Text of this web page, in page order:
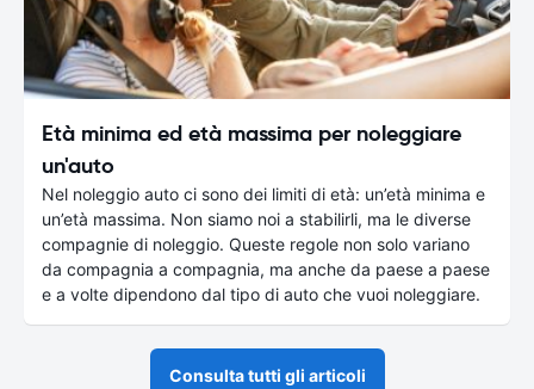
Età minima ed età massima per noleggiare
un'auto
Nel noleggio auto ci sono dei limiti di età: un’età minima e
un’età massima. Non siamo noi a stabilirli, ma le diverse
compagnie di noleggio. Queste regole non solo variano
da compagnia a compagnia, ma anche da paese a paese
e a volte dipendono dal tipo di auto che vuoi noleggiare.
Consulta tutti gli articoli